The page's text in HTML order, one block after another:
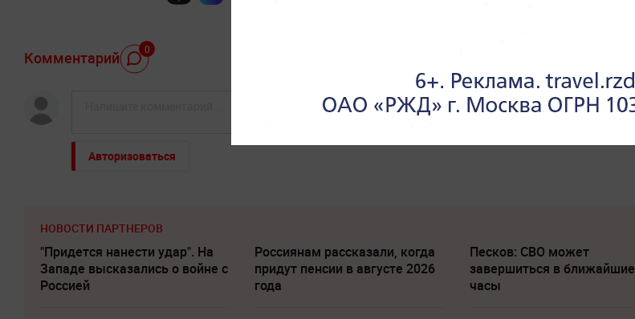
Комментарий 0
Авторизоваться
НОВОСТИ ПАРТНЕРОВ
"Придется нанести удар". На
Западе высказались о войне с
Россией
Россиянам рассказали, когда
придут пенсии в августе 2026
года
Песков: СВО может
завершиться в ближайшие
часы